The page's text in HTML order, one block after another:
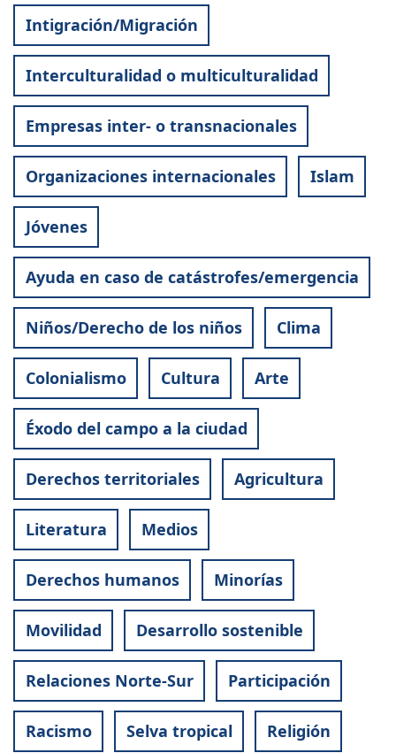
Intigración/Migración
Interculturalidad o multiculturalidad
Empresas inter- o transnacionales
Organizaciones internacionales Islam
Jóvenes
Ayuda en caso de catástrofes/emergencia
Niños/Derecho de los niños Clima
Colonialismo Cultura Arte
Éxodo del campo a la ciudad
Derechos territoriales Agricultura
Literatura Medios
Derechos humanos Minorías
Movilidad Desarrollo sostenible
Relaciones Norte-Sur Participación
Racismo Selva tropical Religión